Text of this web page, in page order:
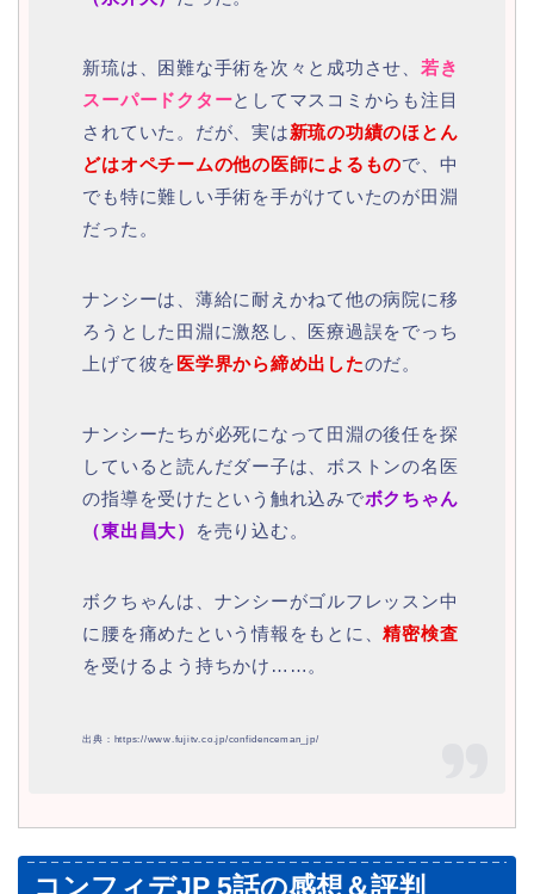
新琉は、困難な手術を次々と成功させ、 若き
スーパードクターとしてマスコミからも注目
されていた。だが、実は新琉の功績のほとん
どはオペチームの他の医師によるもので、中
でも特に難しい手術を手がけていたのが田淵
だった。
ナンシーは、薄給に耐えかねて他の病院に移
ろうとした田淵に激怒し、医療過誤をでっち
上げて彼を 医学界から締め出したのだ。
ナンシーたちが必死になって田淵の後任を探
していると読んだダー子は、ボストンの名医
の指導を受けたという触れ込みでボクちゃん
（東出昌大）
を売り込む。
ボクちゃんは、ナンシーがゴルフレッスン中
に腰を痛めたという情報をもとに、精密検査
を受けるよう持ちかけ……。
出典：https://www.fujitv.co.jp/confidenceman_jp/
コンフィデJP 5話の感想＆評判